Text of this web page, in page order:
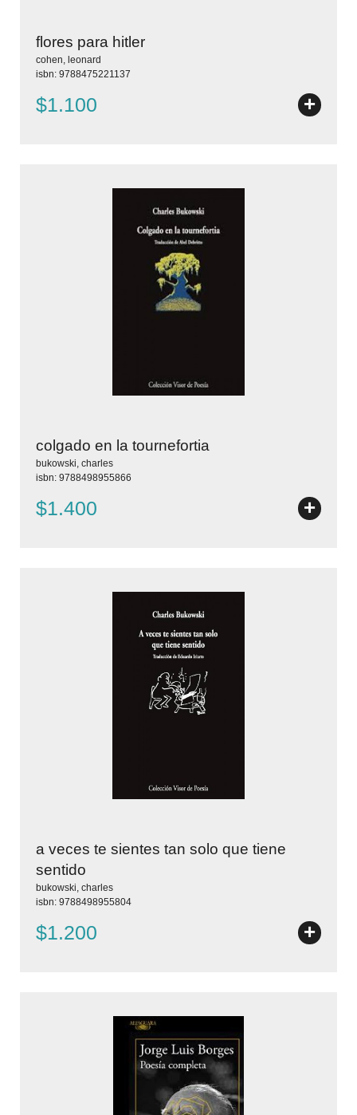
flores para hitler
cohen, leonard
isbn: 9788475221137
$1.100 +
colgado en la tournefortia
bukowski, charles
isbn: 9788498955866
$1.400 +
a veces te sientes tan solo que tiene
sentido
bukowski, charles
isbn: 9788498955804
$1.200 +